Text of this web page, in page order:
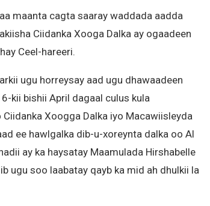
maanta cagta saaray waddada aadda
Ciidanka Xooga Dalka ay ogaadeen
Ceel-hareeri.
ugu horreysay aad ugu dhawaadeen
kii bishii April dagaal culus kula
Xoogga Dalka iyo Macawiisleyda
ee hawlgalka dib-u-xoreynta dalka oo Al
ay ka haysatay Maamulada Hirshabelle
ugu soo laabatay qayb ka mid ah dhulkii la